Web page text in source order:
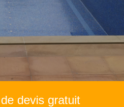
devis gratuit